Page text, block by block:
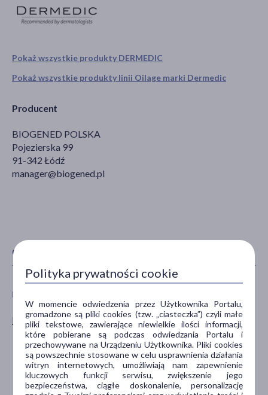
Pokaż wszystkie produkty DERMEDIC
Pokaż wszystkie produkty linii Oilage marki Dermedic
Producent
BIOGENED POLSKA
Pojezierska 99
91-342 Łódź
manager@biogened.pl
CECHY PRODUKTU
PŁEĆ
Kobieta
dla dorosłych
dla seniorów
40+
60+
50+
Polityka prywatności cookie
W momencie odwiedzenia przez Użytkownika Portalu,
gromadzone są pliki cookies (tzw. „ciasteczka”) czyli małe
pliki tekstowe, zawierające niewielkie ilości informacji,
które pobierane są podczas odwiedzania Portalu i
przechowywane na Urządzeniu Użytkownika. Pliki cookies
są powszechnie stosowane w celu usprawnienia działania
witryn internetowych, umożliwiają nam zapewnienie
kluczowych funkcji serwisu, zwiększenie jego
bezpieczeństwa, ciągłe doskonalenie, personalizację